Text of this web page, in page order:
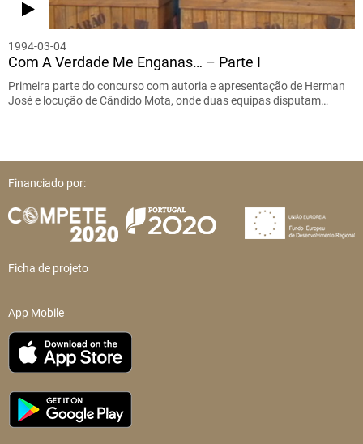
1994-03-04
Com A Verdade Me Enganas… – Parte I
Primeira parte do concurso com autoria e apresentação de Herman
José e locução de Cândido Mota, onde duas equipas disputam…
Financiado por:
Ficha de projeto
App Mobile